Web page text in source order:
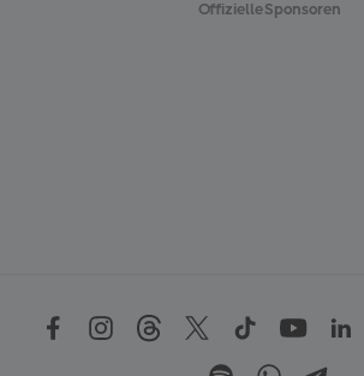
Offizielle Sponsoren